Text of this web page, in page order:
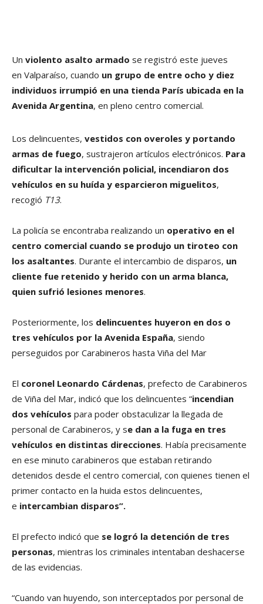
Un violento asalto armado se registró este jueves
en Valparaíso, cuando un grupo de entre ocho y diez
individuos irrumpió en una tienda París ubicada en la
Avenida Argentina, en pleno centro comercial.
Los delincuentes, vestidos con overoles y portando
armas de fuego, sustrajeron artículos electrónicos. Para
dificultar la intervención policial, incendiaron dos
vehículos en su huída y esparcieron miguelitos,
recogió T13.
La policía se encontraba realizando un operativo en el
centro comercial cuando se produjo un tiroteo con
los asaltantes. Durante el intercambio de disparos, un
cliente fue retenido y herido con un arma blanca,
quien sufrió lesiones menores.
Posteriormente, los delincuentes huyeron en dos o
tres vehículos por la Avenida España, siendo
perseguidos por Carabineros hasta Viña del Mar
El coronel Leonardo Cárdenas, prefecto de Carabineros
de Viña del Mar, indicó que los delincuentes “incendian
dos vehículos para poder obstaculizar la llegada de
personal de Carabineros, y se dan a la fuga en tres
vehículos en distintas direcciones. Había precisamente
en ese minuto carabineros que estaban retirando
detenidos desde el centro comercial, con quienes tienen el
primer contacto en la huida estos delincuentes,
e intercambian disparos”.
El prefecto indicó que se logró la detención de tres
personas, mientras los criminales intentaban deshacerse
de las evidencias.
“Cuando van huyendo, son interceptados por personal de